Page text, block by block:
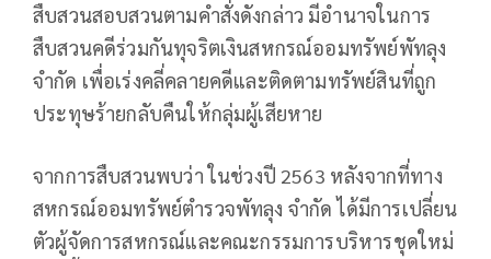
สืบสวนสอบสวนตามคำสั่งดังกล่าว มีอำนาจในการ
สืบสวนคดีร่วมกันทุจริตเงินสหกรณ์ออมทรัพย์พัทลุง
จำกัด เพื่อเร่งคลี่คลายคดีและติดตามทรัพย์สินที่ถูก
ประทุษร้ายกลับคืนให้กลุ่มผู้เสียหาย
จากการสืบสวนพบว่า ในช่วงปี 2563 หลังจากที่ทาง
สหกรณ์ออมทรัพย์ตำรวจพัทลุง จำกัด ได้มีการเปลี่ยน
ตัวผู้จัดการสหกรณ์และคณะกรรมการบริหารชุดใหม่